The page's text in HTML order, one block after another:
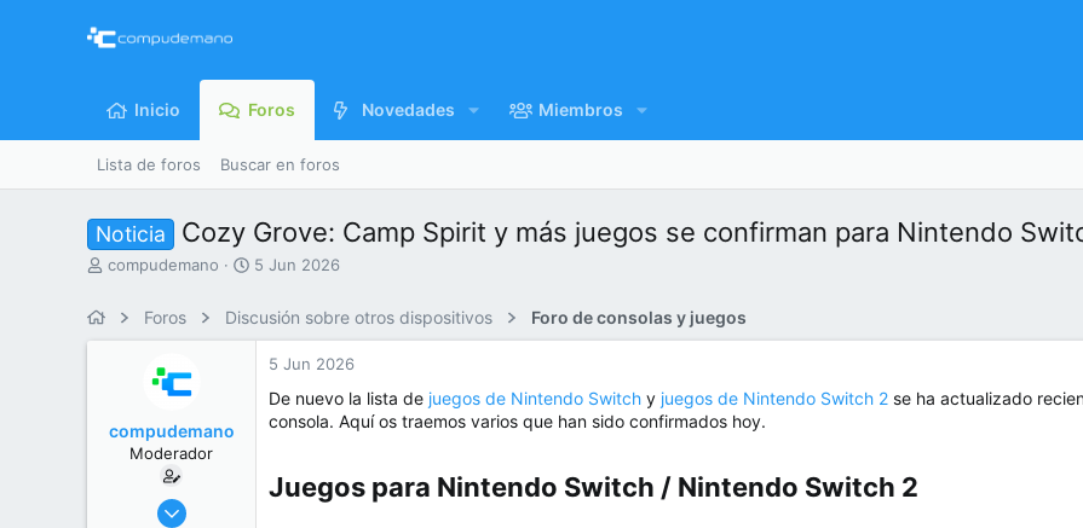
Inicio Foros Novedades Miembros
Lista de foros Buscar en foros
Noticia Cozy Grove: Camp Spirit y más juegos se confirman para Nintendo
I
r
compudemano
F
h
5 Jun 2026
Foros Discusión sobre otros dispositivos Foro de consolas y juegos
compudemano
Moderador
26 Jul 2013
5 Jun 2026
De nuevo la lista de juegos de Nintendo Switch y juegos de Nintendo Switch 2 se ha actualizado
consola. Aquí os traemos varios que han sido confirmados hoy.
Juegos para Nintendo Switch / Nintendo Switch 2​